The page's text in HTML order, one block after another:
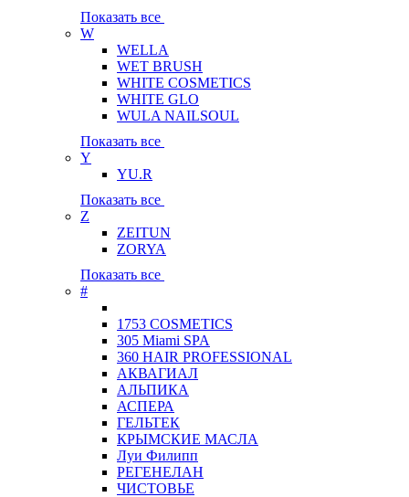
Показать все
W
WELLA
WET BRUSH
WHITE COSMETICS
WHITE GLO
WULA NAILSOUL
Показать все
Y
YU.R
Показать все
Z
ZEITUN
ZORYA
Показать все
#
1753 COSMETICS
305 Miami SPA
360 HAIR PROFESSIONAL
АКВАГИАЛ
АЛЬПИКА
АСПЕРА
ГЕЛЬТЕК
КРЫМСКИЕ МАСЛА
Луи Филипп
РЕГЕНЕЛАН
ЧИСТОВЬЕ